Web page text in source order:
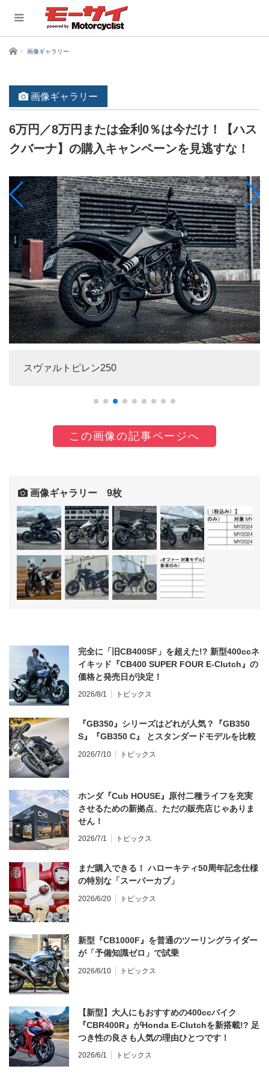
ホーム 画像ギャラリー
画像ギャラリー
6万円／8万円または金利0％は今だけ！【ハス
クバーナ】の購入キャンペーンを見逃すな！
スヴァルトピレン250
この画像の記事ページへ
画像ギャラリー 9枚
完全に「旧CB400SF」を超えた!? 新型400ccネ
イキッド『CB400 SUPER FOUR E-Clutch』の
価格と発売日が決定！
2026/8/1 トピックス
『GB350』シリーズはどれが人気？『GB350
S』『GB350 C』 とスタンダードモデルを比較
2026/7/10 トピックス
ホンダ『Cub HOUSE』原付二種ライフを充実
させるための新拠点、ただの販売店じゃありま
せん！
2026/7/1 トピックス
まだ購入できる！ ハローキティ50周年記念仕様
の特別な「スーパーカブ」
2026/6/20 トピックス
新型『CB1000F』を普通のツーリングライダー
が「予備知識ゼロ」で試乗
2026/6/10 トピックス
【新型】大人にもおすすめの400ccバイク
『CBR400R』がHonda E-Clutchを新搭載!? 足
つき性の良さも人気の理由ひとつです！
2026/6/1 トピックス